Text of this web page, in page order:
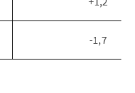
-1,7